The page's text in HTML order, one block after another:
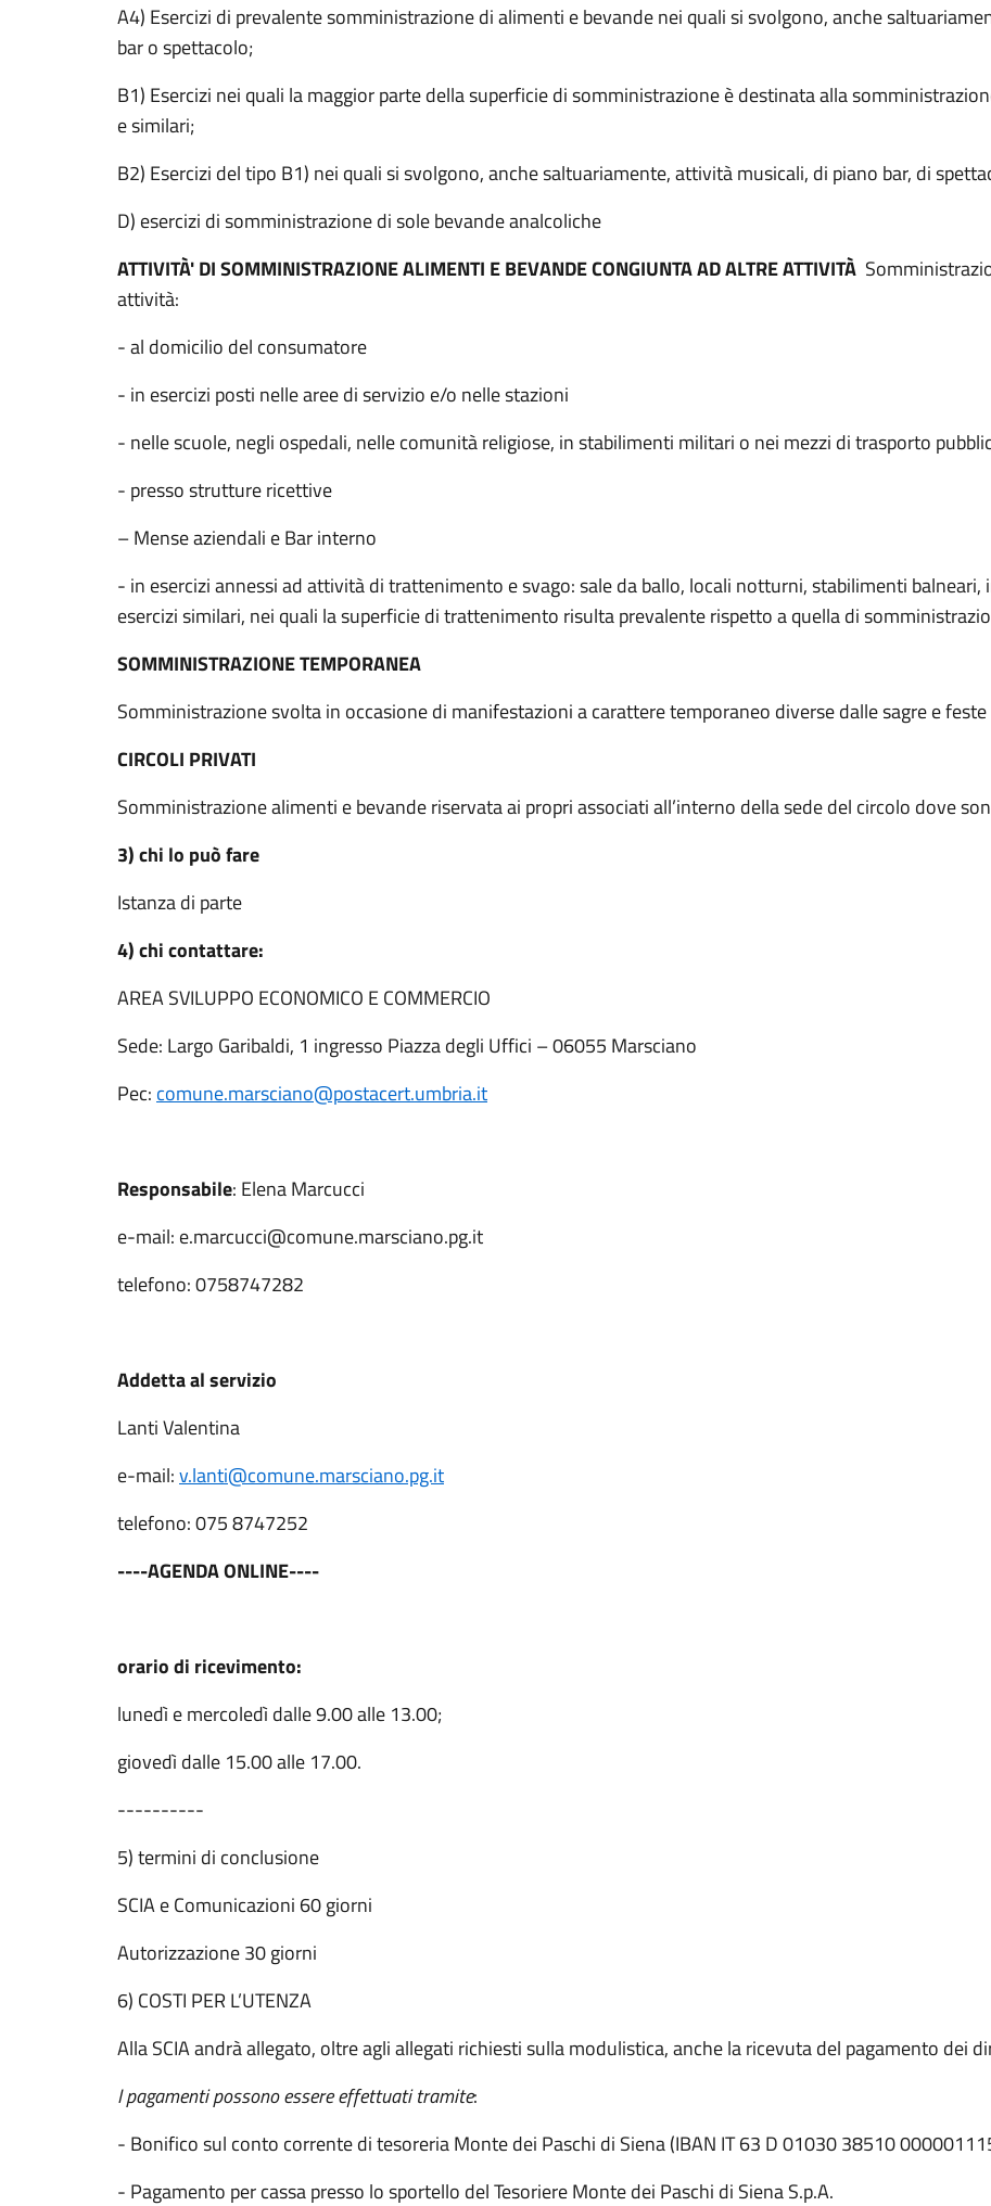
A4) Esercizi di prevalente somministrazione di alimenti e bevande nei quali si svolgono, anche
bar o spettacolo;
B1) Esercizi nei quali la maggior parte della superficie di somministrazione è destinata alla
e similari;
B2) Esercizi del tipo B1) nei quali si svolgono, anche saltuariamente, attività musicali, di piano bar, di
D) esercizi di somministrazione di sole bevande analcoliche
ATTIVITÀ' DI SOMMINISTRAZIONE ALIMENTI E BEVANDE CONGIUNTA AD ALTRE ATTIVITÀ
attività:
- al domicilio del consumatore
- in esercizi posti nelle aree di servizio e/o nelle stazioni
- nelle scuole, negli ospedali, nelle comunità religiose, in stabilimenti militari o nei mezzi di trasporto
- presso strutture ricettive
– Mense aziendali e Bar interno
- in esercizi annessi ad attività di trattenimento e svago: sale da ballo, locali notturni, stabilimenti
esercizi similari, nei quali la superficie di trattenimento risulta prevalente rispetto a quella di
SOMMINISTRAZIONE TEMPORANEA
Somministrazione svolta in occasione di manifestazioni a carattere temporaneo diverse dalle sagre e
CIRCOLI PRIVATI
Somministrazione alimenti e bevande riservata ai propri associati all’interno della sede del circolo dove
3) chi lo può fare
Istanza di parte
4) chi contattare:
AREA SVILUPPO ECONOMICO E COMMERCIO
Sede: Largo Garibaldi, 1 ingresso Piazza degli Uffici – 06055 Marsciano
Pec: comune.marsciano@postacert.umbria.it
Responsabile: Elena Marcucci
e-mail: e.marcucci@comune.marsciano.pg.it
telefono: 0758747282
Addetta al servizio
Lanti Valentina
e-mail:v.lanti@comune.marsciano.pg.it
telefono: 075 8747252
----AGENDA ONLINE----
orario di ricevimento:
lunedì e mercoledì dalle 9.00 alle 13.00;
giovedì dalle 15.00 alle 17.00.
----------
5) termini di conclusione
SCIA e Comunicazioni 60 giorni
Autorizzazione 30 giorni
6) COSTI PER L’UTENZA
Alla SCIA andrà allegato, oltre agli allegati richiesti sulla modulistica, anche la ricevuta del pagamento dei
I pagamenti possono essere effettuati tramite:
- Bonifico sul conto corrente di tesoreria Monte dei Paschi di Siena (IBAN IT 63 D 01030 38510
- Pagamento per cassa presso lo sportello del Tesoriere Monte dei Paschi di Siena S.p.A.